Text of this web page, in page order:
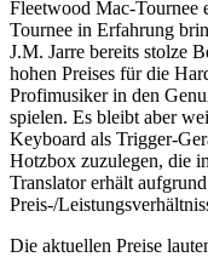
Fleetwood Mac-Tournee
Tournee in Erfahrung
J.M. Jarre bereits stolze
hohen Preises für die
Profimusiker in den
spielen. Es bleibt aber
Keyboard als Trigger-
Hotzbox zuzulegen, die
Translator erhält
Preis-/
Die aktuellen Preise